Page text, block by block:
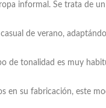
informal. Se trata de
de verano,
de tonalidad es muy
en su fabricación, este